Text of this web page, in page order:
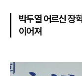
박두열 어르신 장
이어져